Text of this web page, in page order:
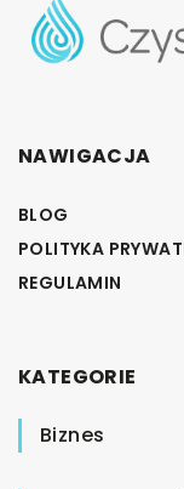
NAWIGACJA
BLOG
POLITYKA
REGULAMIN
KATEGORIE
Biznes